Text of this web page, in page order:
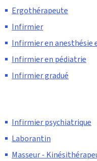
Ergothérapeute
Infirmier
Infirmier en anesthésie
Infirmier en pédiatrie
Infirmier gradué
Infirmier psychiatrique
Laborantin
Masseur -